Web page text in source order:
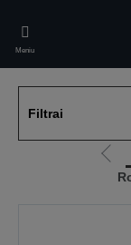
main
content
Meniu
Filtrai
Eiti